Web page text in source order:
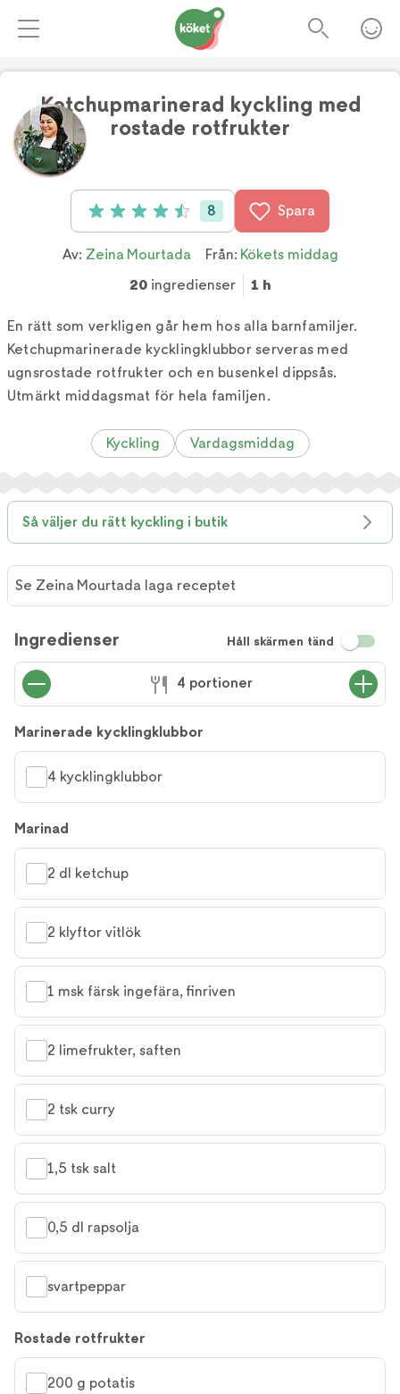
Ketchupmarinerad kyckling med
rostade rotfrukter
Betyg: 4.5 av 5 (8 röster)
8 Spara
Av: Zeina Mourtada Från: Kökets middag
20 ingredienser 1 h
En rätt som verkligen går hem hos alla barnfamiljer.
Ketchupmarinerade kycklingklubbor serveras med
ugnsrostade rotfrukter och en busenkel dippsås.
Utmärkt middagsmat för hela familjen.
Kyckling Vardagsmiddag
Så väljer du rätt kyckling i butik
Mourtada
laga
receptet
Se Zeina Mourtada laga receptet
Ingredienser Håll skärmen tänd
4 portioner
Marinerade kycklingklubbor
4 kycklingklubbor
Marinad
2 dl ketchup
2 klyftor vitlök
1 msk färsk ingefära, finriven
2 limefrukter, saften
2 tsk curry
1,5 tsk salt
0,5 dl rapsolja
svartpeppar
Rostade rotfrukter
200 g potatis